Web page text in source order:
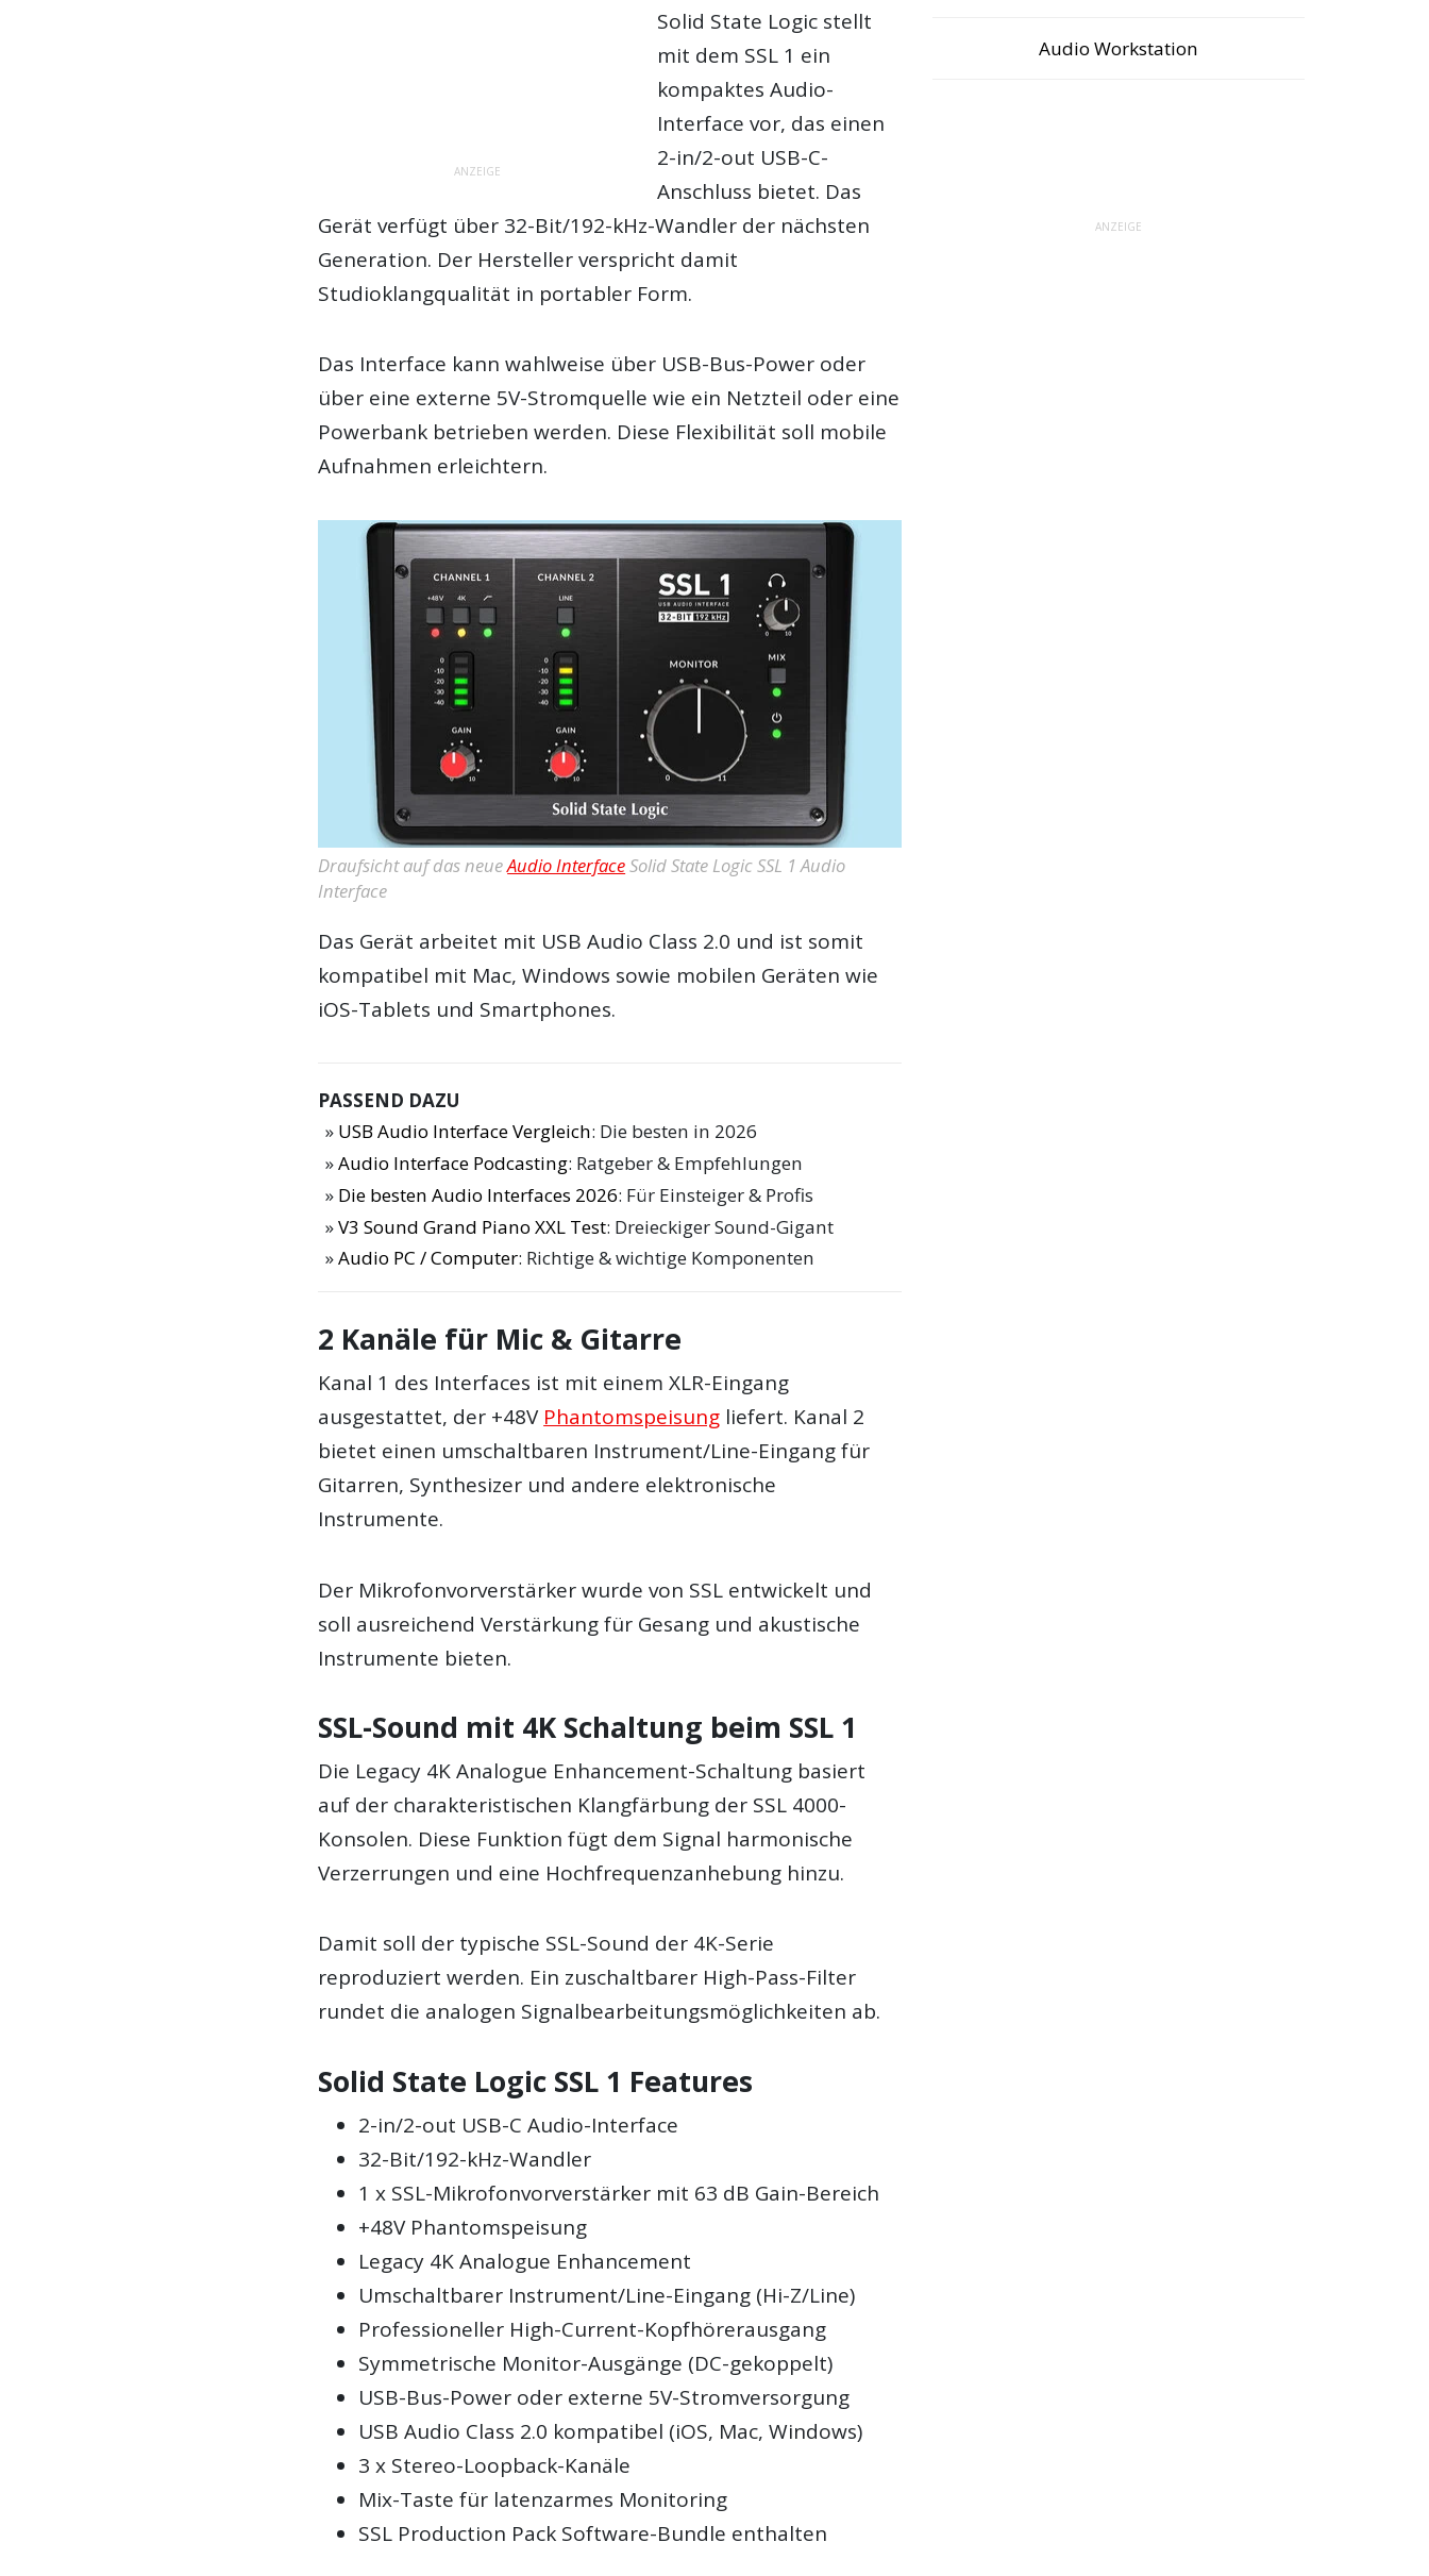
ANZEIGE
Solid State Logic stellt
mit dem SSL 1 ein
kompaktes Audio-
Interface vor, das einen
2-in/2-out USB-C-
Anschluss bietet. Das
Gerät verfügt über 32-Bit/192-kHz-Wandler der nächsten
Generation. Der Hersteller verspricht damit
Studioklangqualität in portabler Form.
Das Interface kann wahlweise über USB-Bus-Power oder
über eine externe 5V-Stromquelle wie ein Netzteil oder eine
Powerbank betrieben werden. Diese Flexibilität soll mobile
Aufnahmen erleichtern.
Draufsicht auf das neueAudio InterfaceSolid State Logic SSL 1 Audio
Interface
Das Gerät arbeitet mit USB Audio Class 2.0 und ist somit
kompatibel mit Mac, Windows sowie mobilen Geräten wie
iOS-Tablets und Smartphones.
PASSEND DAZU
USB Audio Interface Vergleich: Die besten in 2026
Audio Interface Podcasting: Ratgeber & Empfehlungen
Die besten Audio Interfaces 2026: Für Einsteiger & Profis
V3 Sound Grand Piano XXL Test: Dreieckiger Sound-Gigant
Audio PC / Computer: Richtige & wichtige Komponenten
2 Kanäle für Mic & Gitarre
Kanal 1 des Interfaces ist mit einem XLR-Eingang
ausgestattet, der +48V Phantomspeisung liefert. Kanal 2
bietet einen umschaltbaren Instrument/Line-Eingang für
Gitarren, Synthesizer und andere elektronische
Instrumente.
Der Mikrofonvorverstärker wurde von SSL entwickelt und
soll ausreichend Verstärkung für Gesang und akustische
Instrumente bieten.
SSL-Sound mit 4K Schaltung beim SSL 1
Die Legacy 4K Analogue Enhancement-Schaltung basiert
auf der charakteristischen Klangfärbung der SSL 4000-
Konsolen. Diese Funktion fügt dem Signal harmonische
Verzerrungen und eine Hochfrequenzanhebung hinzu.
Damit soll der typische SSL-Sound der 4K-Serie
reproduziert werden. Ein zuschaltbarer High-Pass-Filter
rundet die analogen Signalbearbeitungsmöglichkeiten ab.
Solid State Logic SSL 1 Features
2-in/2-out USB-C Audio-Interface
32-Bit/192-kHz-Wandler
1 x SSL-Mikrofonvorverstärker mit 63 dB Gain-Bereich
+48V Phantomspeisung
Legacy 4K Analogue Enhancement
Umschaltbarer Instrument/Line-Eingang (Hi-Z/Line)
Professioneller High-Current-Kopfhörerausgang
Symmetrische Monitor-Ausgänge (DC-gekoppelt)
USB-Bus-Power oder externe 5V-Stromversorgung
USB Audio Class 2.0 kompatibel (iOS, Mac, Windows)
3 x Stereo-Loopback-Kanäle
Mix-Taste für latenzarmes Monitoring
SSL Production Pack Software-Bundle enthalten
Audio Workstation
ANZEIGE